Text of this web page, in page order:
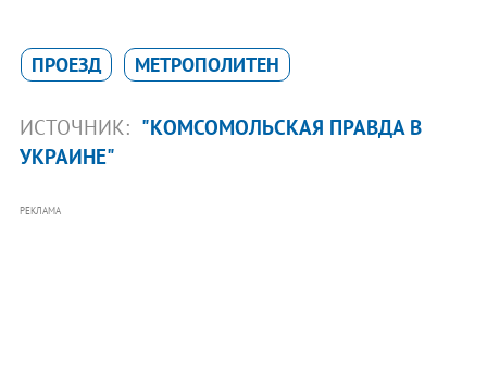
ПРОЕЗД МЕТРОПОЛИТЕН
ИСТОЧНИК: "КОМСОМОЛЬСКАЯ ПРАВДА В
УКРАИНЕ"
РЕКЛАМА